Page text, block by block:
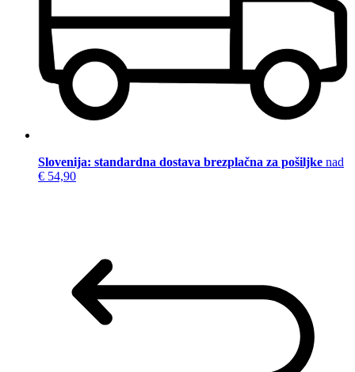
Slovenija: standardna dostava brezplačna za pošiljke nad
€ 54,90